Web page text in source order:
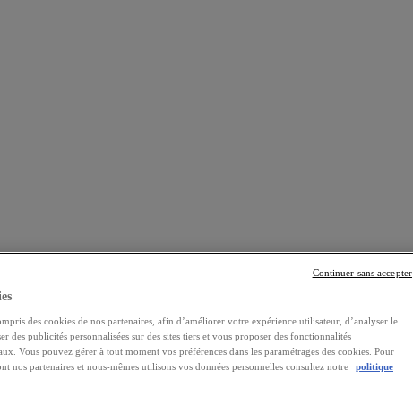
des cookies de nos partenaires, afin d’améliorer votre expérience utilisateur, d’analyser le
des publicités personnalisées sur des sites tiers et vous proposer des fonctionnalités
Vous pouvez gérer à tout moment vos préférences dans les paramétrages des cookies. Pour
nos partenaires et nous-mêmes utilisons vos données personnelles consultez notre
politique
Continuer sans accepter